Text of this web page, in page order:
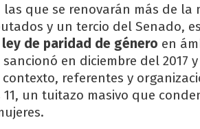
las que se renovarán más de la
y un tercio del Senado,
de paridad de género en
en diciembre del 2017
referentes y
un tuitazo masivo que